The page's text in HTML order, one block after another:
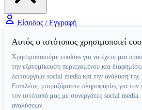
Είσοδος / Εγγραφή
Αυτός ο ιστότοπος χρησιμοποιεί
Χρησιμοποιούμε cookies για να έχετε μια
την εξατομίκευση περιεχομένου και
λειτουργιών social media και την ανάλυση
Επιπλέον, μοιραζόμαστε πληροφορίες για τον
τον ιστότοπό μας με συνεργάτες social media,
αναλύσεων.